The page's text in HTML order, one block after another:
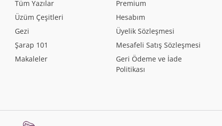
Tüm Yazılar
Üzüm Çeşitleri
Gezi
Şarap 101
Makaleler
Premium
Hesabım
Üyelik Sözleşmesi
Mesafeli Satış Sözleşmesi
Geri Ödeme ve İade
Politikası